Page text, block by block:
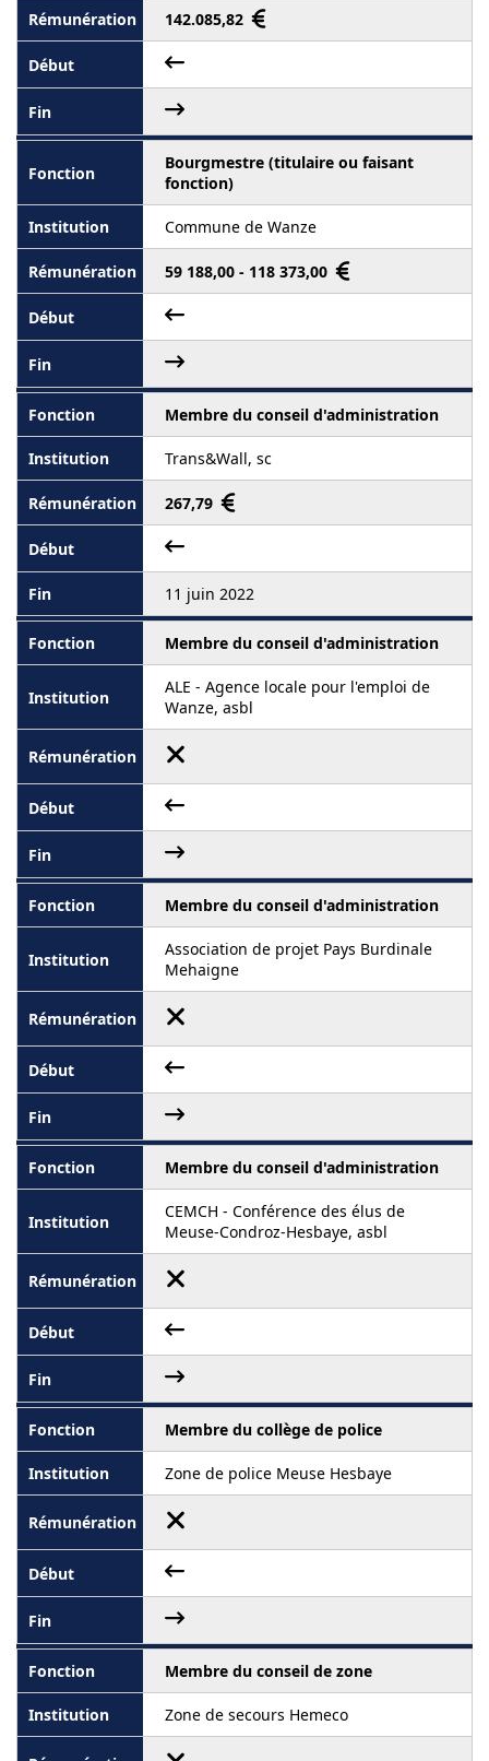
142.085,82
Bourgmestre (titulaire ou faisant
fonction)
Commune de Wanze
59 188,00 - 118 373,00
Membre du conseil d'administration
Trans&Wall, sc
267,79
11 juin 2022
Membre du conseil d'administration
ALE - Agence locale pour l'emploi de
Wanze, asbl
Membre du conseil d'administration
Association de projet Pays Burdinale
Mehaigne
Membre du conseil d'administration
CEMCH - Conférence des élus de
Meuse-Condroz-Hesbaye, asbl
Membre du collège de police
Zone de police Meuse Hesbaye
Membre du conseil de zone
Zone de secours Hemeco